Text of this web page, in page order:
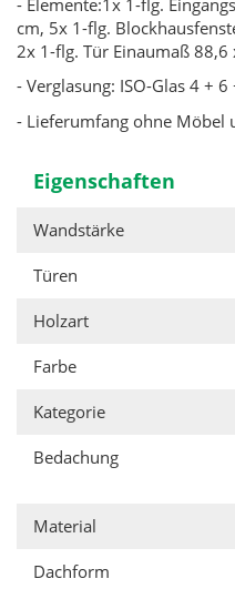
cm, 5x 1-flg.
2x 1-flg. Tür Einaumaß 88,6
- Verglasung: ISO-Glas 4 +
- Lieferumfang ohne Möbel
Eigenschaften
Wandstärke
Türen
Holzart
Farbe
Kategorie
Bedachung
Material
Dachform